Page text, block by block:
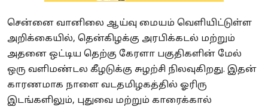
சென்னை வானிலை ஆய்வு மையம் வெளியிட்டுள்ள
அறிக்கையில், தென்கிழக்கு அரபிக்கடல் மற்றும்
அதனை ஒட்டிய தெற்கு கேரளா பகுதிகளின் மேல்
ஒரு வளிமண்டல கீழடுக்கு சுழற்சி நிலவுகிறது. இதன்
காரணமாக நாளை வடதமிழகத்தில் ஓரிரு
இடங்களிலும், புதுவை மற்றும் காரைக்கால்